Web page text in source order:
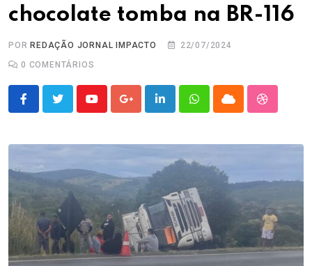
chocolate tomba na BR-116
POR REDAÇÃO JORNAL IMPACTO
22/07/2024
0 COMENTÁRIOS
YoutubeGoogle+LinkedInWhatsappCloud